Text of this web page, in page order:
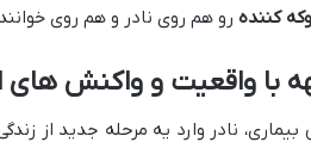
کننده رو هم روی نادر و هم روی
نادر وارد یه مرحله جدید از